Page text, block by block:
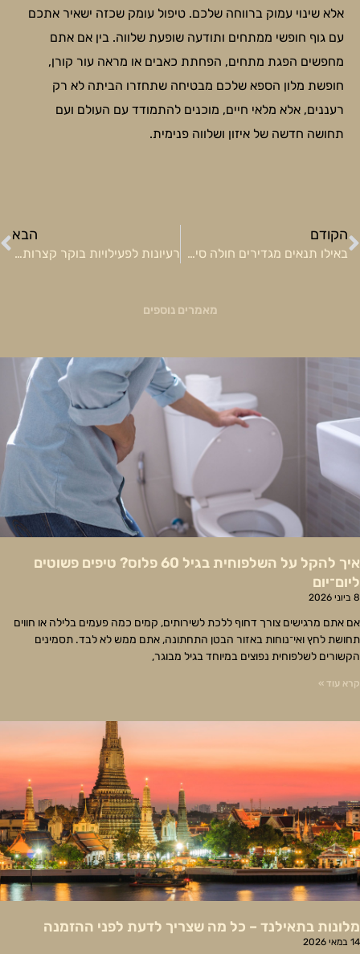
אלא שינוי עמוק ברווחה שלכם. טיפול עומק שכזה ישאיר אתכם
עם גוף חופשי ממתחים ותודעה שופעת שלווה. בין אם אתם
מחפשים הפגת מתחים, הפחתת כאבים או מראה עור קורן,
חופשת מלון הספא שלכם מבטיחה שתחזרו הביתה לא רק
רעננים, אלא מלאי חיים, מוכנים להתמודד עם העולם ועם
תחושה חדשה של איזון ושלווה פנימית.
קודם
הקודם
באילו תנאים מגדירים חולה סיעודי?
הבא
רעיונות לפעילויות בוקר קצרות שיטעינו לכם את הגוף והנפש באנרגיות
מאמרים נוספים
איך להקל על השלפוחית בגיל 60 פלוס? טיפים פשוטים
ליום־יום
8 ביוני 2026
אם אתם מרגישים צורך דחוף ללכת לשירותים, קמים כמה פעמים בלילה או חווים
תחושת לחץ ואי־נוחות באזור הבטן התחתונה, אתם ממש לא לבד. תסמינים
הקשורים לשלפוחית נפוצים במיוחד בגיל מבוגר,
קרא עוד »
מלונות בתאילנד – כל מה שצריך לדעת לפני ההזמנה
14 במאי 2026